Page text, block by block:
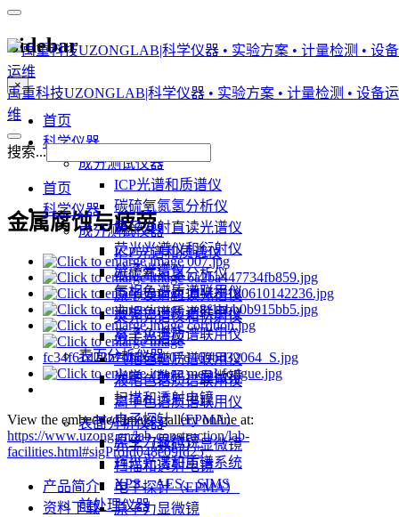
Sidebar
×
首页
科学仪器
成分测试仪器
ICP光谱和质谱仪
碳硫氧氮氢分析仪
原子发射直读光谱仪
荧光光谱仪和衍射仪
分子光谱仪
气相色谱质谱联用仪
液相色谱质谱联用仪
离子色谱质谱联用仪
表面分析仪器
光学（数码）显微镜
扫描和透射电镜
电子探针（EPMA）
原子力显微镜
辉光光谱和质谱系统
XPS、AES、SIMS
前处理仪器
禹重科技UZONGLAB|科学仪器 • 实验方案 • 计量检测 • 设备运
维
搜索...
首页
科学仪器
成分测试仪器
ICP光谱和质谱仪
碳硫氧氮氢分析仪
原子发射直读光谱仪
荧光光谱仪和衍射仪
分子光谱仪
气相色谱质谱联用仪
液相色谱质谱联用仪
离子色谱质谱联用仪
表面分析仪器
光学（数码）显微镜
扫描和透射电镜
电子探针（EPMA）
原子力显微镜
金属腐蚀与疲劳
View the embedded image gallery online at:
https://www.uzong.cn/lab-construction/lab-
facilities.html#sigProId048e09fd25
产品简介
资料下载